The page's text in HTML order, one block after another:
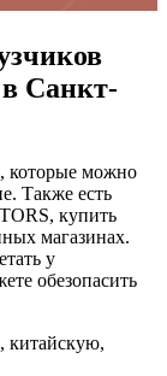
Санкт-
которые можно
Также есть
купить
магазинах.
у
обезопасить
китайскую,